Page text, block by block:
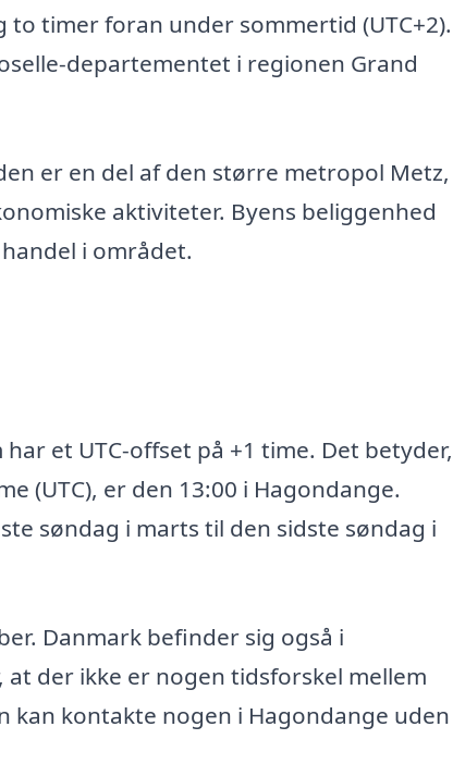
to timer foran under sommertid (UTC+2).
departementet i regionen Grand
er en del af den større metropol Metz,
aktiviteter. Byens beliggenhed
i området.
et UTC-offset på +1 time. Det betyder,
(UTC), er den 13:00 i Hagondange.
søndag i marts til den sidste søndag i
Danmark befinder sig også i
der ikke er nogen tidsforskel mellem
kan kontakte nogen i Hagondange uden